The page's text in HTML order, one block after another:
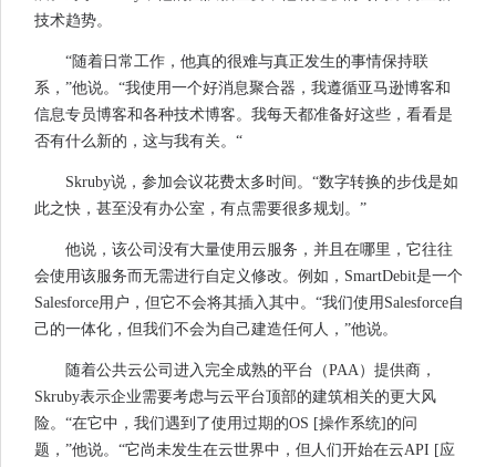
技术趋势。
“随着日常工作，他真的很难与真正发生的事情保持联
系，”他说。“我使用一个好消息聚合器，我遵循亚马逊博客和
信息专员博客和各种技术博客。我每天都准备好这些，看看是
否有什么新的，这与我有关。“
Skruby说，参加会议花费太多时间。“数字转换的步伐是如
此之快，甚至没有办公室，有点需要很多规划。”
他说，该公司没有大量使用云服务，并且在哪里，它往往
会使用该服务而无需进行自定义修改。例如，SmartDebit是一个
Salesforce用户，但它不会将其插入其中。“我们使用Salesforce自
己的一体化，但我们不会为自己建造任何人，”他说。
随着公共云公司进入完全成熟的平台（PAA）提供商，
Skruby表示企业需要考虑与云平台顶部的建筑相关的更大风
险。“在它中，我们遇到了使用过期的OS [操作系统]的问
题，”他说。“它尚未发生在云世界中，但人们开始在云API [应